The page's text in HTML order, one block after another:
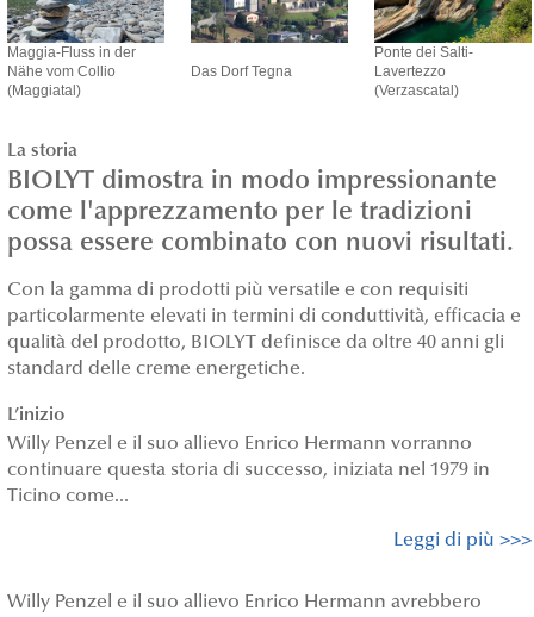
Maggia-Fluss in der
Nähe vom Collio
(Maggiatal)
Das Dorf Tegna
Ponte dei Salti-
Lavertezzo
(Verzascatal)
La storia
BIOLYT dimostra in modo impressionante
come l'apprezzamento per le tradizioni
possa essere combinato con nuovi risultati.
Con la gamma di prodotti più versatile e con requisiti
particolarmente elevati in termini di conduttività, efficacia e
qualità del prodotto, BIOLYT definisce da oltre 40 anni gli
standard delle creme energetiche.
L’inizio
Willy Penzel e il suo allievo Enrico Hermann vorranno
continuare questa storia di successo, iniziata nel 1979 in
Ticino come...
Leggi di più >>>
Willy Penzel e il suo allievo Enrico Hermann avrebbero